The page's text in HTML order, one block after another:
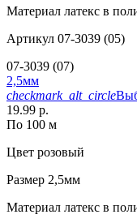
Материал латекс в
Артикул 07-3039 (05)
07-3039 (07)
2,5мм
checkmark_alt_circle
19.99 р.
По 100 м
Цвет розовый
Размер 2,5мм
Материал латекс в